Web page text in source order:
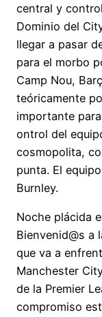
central y
Dominio del
llegar a pasar
para el morbo
Camp Nou,
teóricamente
importante
ontrol del
cosmopolita,
punta. El
Burnley.
Noche plácida
Bienvenid@s a
que va a
Manchester
de la Premier
compromiso